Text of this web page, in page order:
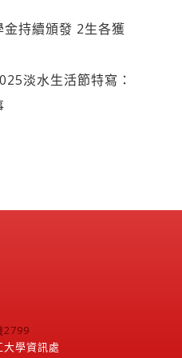
持續頒發 2生各獲
淡水生活節特寫：
2799
大學資訊處